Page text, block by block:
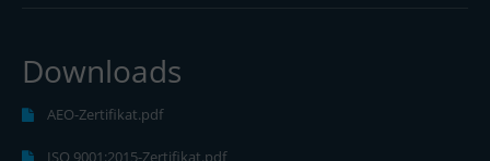
Downloads
AEO-Zertifikat.pdf
ISO 9001:2015-Zertifikat.pdf